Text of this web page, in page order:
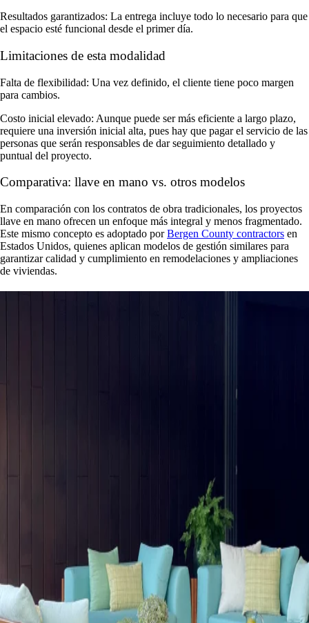
Resultados garantizados: La entrega incluye todo lo necesario para que
el espacio esté funcional desde el primer día.
Limitaciones de esta modalidad
Falta de flexibilidad: Una vez definido, el cliente tiene poco margen
para cambios.
Costo inicial elevado: Aunque puede ser más eficiente a largo plazo,
requiere una inversión inicial alta, pues hay que pagar el servicio de las
personas que serán responsables de dar seguimiento detallado y
puntual del proyecto.
Comparativa: llave en mano vs. otros modelos
En comparación con los contratos de obra tradicionales, los proyectos
llave en mano ofrecen un enfoque más integral y menos fragmentado.
Este mismo concepto es adoptado porBergen County contractors en
Estados Unidos, quienes aplican modelos de gestión similares para
garantizar calidad y cumplimiento en remodelaciones y ampliaciones
de viviendas.